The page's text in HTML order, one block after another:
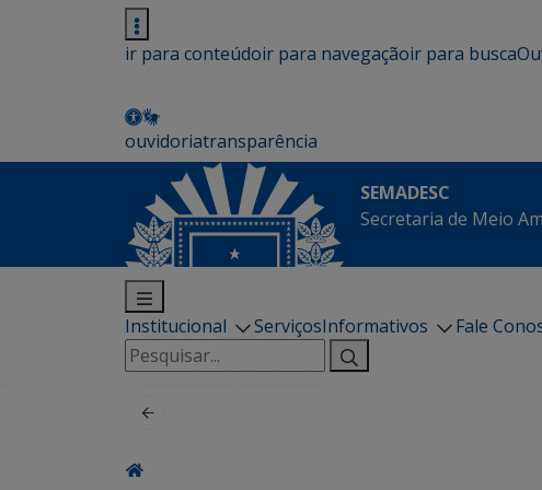
ir para conteúdoir para navegaçãoir para busca
ouvidoriatransparência
SEMADESC
Secretaria de Meio
Institucional ServiçosInformativos
Fale
Pesquisar
por: